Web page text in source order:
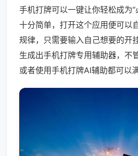
手机打牌可以一键让你轻松成为
十分简单，打开这个应用便可以
规律，只需要输入自己想要的开
生成出手机打牌专用辅助器，不
或者使用手机打牌AI辅助都可以